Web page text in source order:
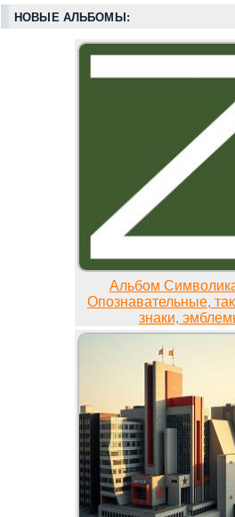
НОВЫЕ АЛЬБОМЫ:
Альбом
Опознавательные,
знаки,